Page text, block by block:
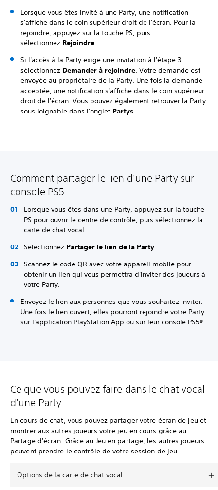
Lorsque vous êtes invité à une Party, une notification
s'affiche dans le coin supérieur droit de l'écran. Pour la
rejoindre, appuyez sur la touche PS, puis
sélectionnez Rejoindre.
Si l'accès à la Party exige une invitation à l'étape 3,
sélectionnez Demander à rejoindre. Votre demande est
envoyée au propriétaire de la Party. Une fois la demande
acceptée, une notification s'affiche dans le coin supérieur
droit de l'écran. Vous pouvez également retrouver la Party
sous Joignable dans l'onglet Partys.
Comment partager le lien d'une Party sur
console PS5
Lorsque vous êtes dans une Party, appuyez sur la touche
PS pour ouvrir le centre de contrôle, puis sélectionnez la
carte de chat vocal.
Sélectionnez Partager le lien de la Party.
Scannez le code QR avec votre appareil mobile pour
obtenir un lien qui vous permettra d'inviter des joueurs à
votre Party.
Envoyez le lien aux personnes que vous souhaitez inviter.
Une fois le lien ouvert, elles pourront rejoindre votre Party
sur l'application PlayStation App ou sur leur console PS5®.
Ce que vous pouvez faire dans le chat vocal
d'une Party
En cours de chat, vous pouvez partager votre écran de jeu et
montrer aux autres joueurs votre jeu en cours grâce au
Partage d'écran. Grâce au Jeu en partage, les autres joueurs
peuvent prendre le contrôle de votre session de jeu.
Options de la carte de chat vocal